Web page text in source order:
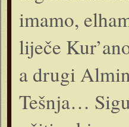
imamo,
liječe
a drugi
Tešnja…